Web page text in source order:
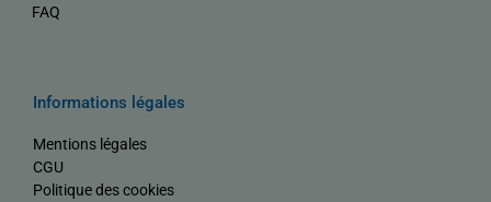
FAQ
Informations légales
Mentions légales
CGU
Politique des cookies